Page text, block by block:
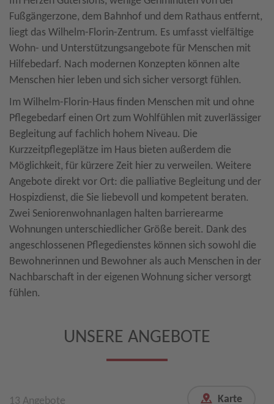
Fußgängerzone, dem Bahnhof und dem Rathaus entfernt,
liegt das Wilhelm-Florin-Zentrum. Es umfasst vielfältige
Wohn- und Unterstützungsangebote für Menschen mit
Hilfebedarf. Nach modernen Konzepten können alte
Menschen hier leben und sich sicher versorgt fühlen.
Im Wilhelm-Florin-Haus finden Menschen mit und ohne
Pflegebedarf einen Ort zum Wohlfühlen mit zuverlässiger
Begleitung auf fachlich hohem Niveau. Die
Kurzzeitpflegeplätze im Haus bieten außerdem die
Möglichkeit, für kürzere Zeit hier zu verweilen. Weitere
Angebote direkt vor Ort: die palliative Begleitung und der
Hospizdienst, die Sie liebevoll und kompetent beraten.
Zwei Seniorenwohnanlagen halten barrierearme
Wohnungen unterschiedlicher Größe bereit. Dank des
angeschlossenen Pflegedienstes können sich sowohl die
Bewohnerinnen und Bewohner als auch Menschen in der
Nachbarschaft in der eigenen Wohnung sicher versorgt
fühlen.
UNSERE ANGEBOTE
13 Angebote